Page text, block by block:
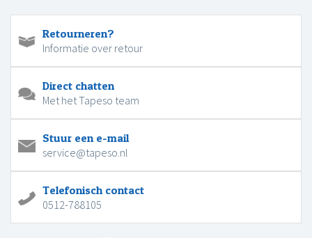
Retourneren?
Informatie over retour
Direct chatten
Met het Tapeso team
Stuur een e-mail
service@tapeso.nl
Telefonisch contact
0512-788105